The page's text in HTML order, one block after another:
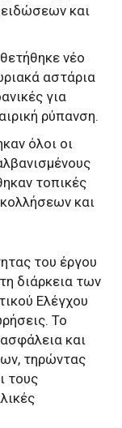
και
νέο
αστάρια
για
ρύπανση.
όλοι οι
τοπικές
και
του έργου
διάρκεια των
Ελέγχου
Το
και
τηρώντας
τους